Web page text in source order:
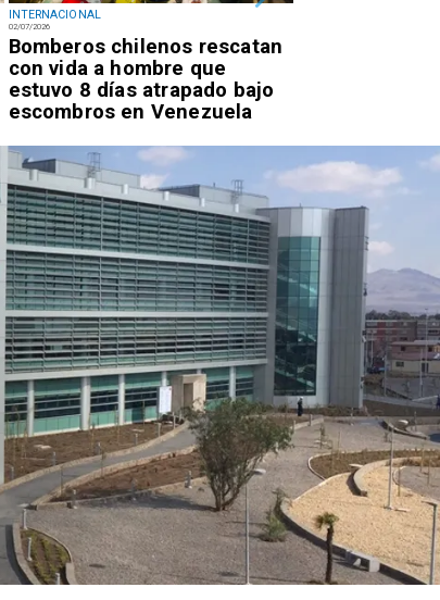
INTERNACIONAL
02/07/2026
Bomberos chilenos rescatan
con vida a hombre que
estuvo 8 días atrapado bajo
escombros en Venezuela